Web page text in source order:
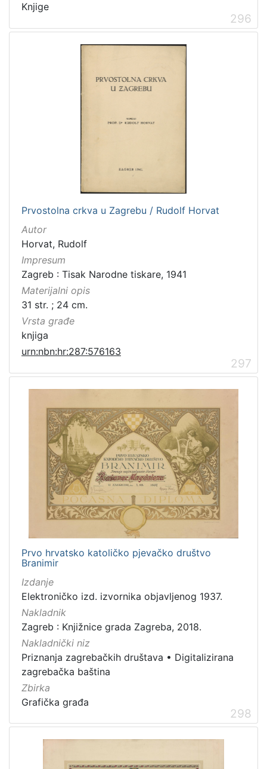
Knjige
296
Prvostolna crkva u Zagrebu / Rudolf Horvat
Autor
Horvat, Rudolf
Impresum
Zagreb : Tisak Narodne tiskare, 1941
Materijalni opis
31 str. ; 24 cm.
Vrsta građe
knjiga
urn:nbn:hr:287:576163
297
Prvo hrvatsko katoličko pjevačko društvo
Branimir
Izdanje
Elektroničko izd. izvornika objavljenog 1937.
Nakladnik
Zagreb : Knjižnice grada Zagreba, 2018.
Nakladnički niz
Priznanja zagrebačkih društava • Digitalizirana
zagrebačka baština
Zbirka
Grafička građa
298